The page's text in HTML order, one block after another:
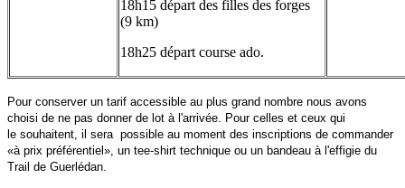
18h15 départ des filles des forges
(9 km)
18h25 départ course ado.
Pour conserver un tarif accessible au plus grand nombre nous avons
choisi de ne pas donner de lot à l'arrivée. Pour celles et ceux qui
le souhaitent, il sera possible au moment des inscriptions de commander
«à prix préférentiel», un tee-shirt technique ou un bandeau à l'effigie du
Trail de Guerlédan.